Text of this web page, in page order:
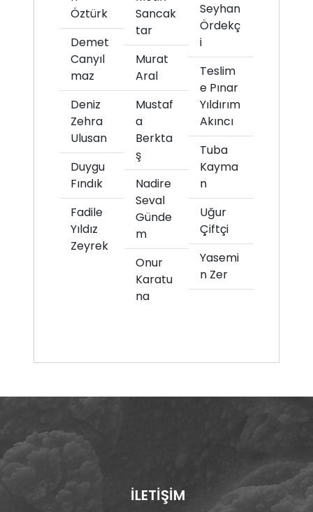
Öztürk
Demet
Canyıl
maz
Deniz
Zehra
Ulusan
Duygu
Fındık
Fadile
Yıldız
Zeyrek
Sancak
tar
Murat
Aral
Mustaf
a
Berkta
ş
Nadire
Seval
Günde
m
Onur
Karatu
na
Seyhan
Ördekç
i
Teslim
e Pınar
Yıldırım
Akıncı
Tuba
Kayma
n
Uğur
Çiftçi
Yasemi
n Zer
İLETİŞİM